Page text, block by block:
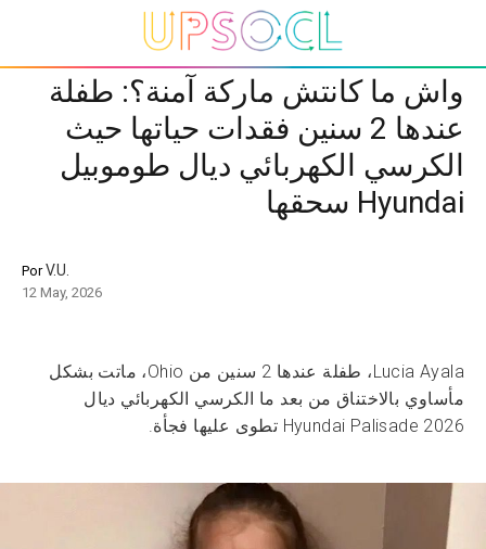
واش ما كانتش ماركة آمنة؟: طفلة
عندها 2 سنين فقدات حياتها حيث
الكرسي الكهربائي ديال طوموبيل
Hyundai سحقها
PorV.U.
12 May, 2026
Lucia Ayala، طفلة عندها 2 سنين من Ohio، ماتت بشكل
مأساوي بالاختناق من بعد ما الكرسي الكهربائي ديال
Hyundai Palisade 2026 تطوى عليها فجأة.